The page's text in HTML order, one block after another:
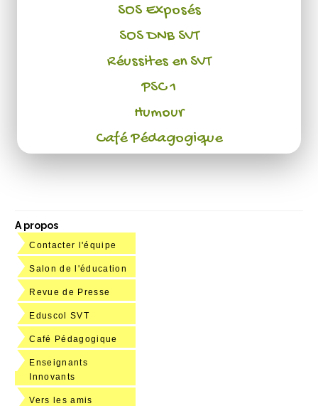
SOS Exposés
SOS DNB SVT
Réussites en SVT
PSC 1
Humour
Café Pédagogique
A propos
Contacter l'équipe
Salon de l'éducation
Revue de Presse
Eduscol SVT
Café Pédagogique
Enseignants
Innovants
Vers les amis